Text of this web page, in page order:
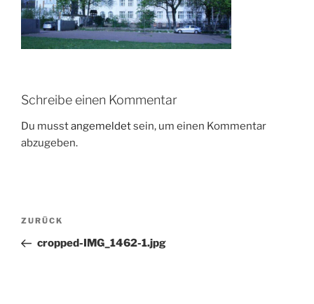
Schreibe einen Kommentar
Du musstangemeldetsein, um einen Kommentar
abzugeben.
Beitragsnavigation
Vorheriger
Beitrag
ZURÜCK
cropped-IMG_1462-1.jpg